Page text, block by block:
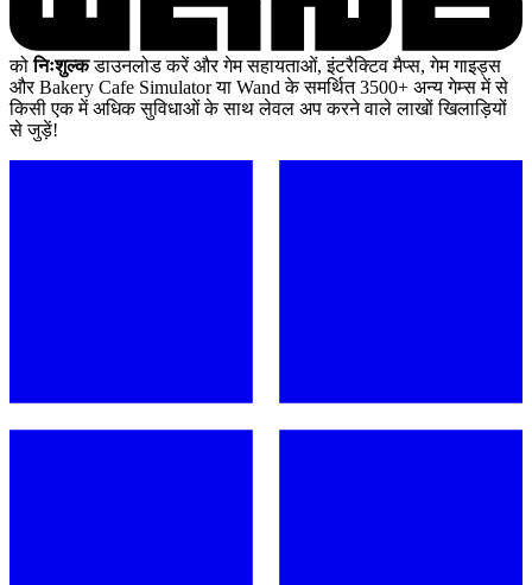
कोनिःशुल्कडाउनलोड करें और गेम सहायताओं, इंटरैक्टिव मैप्स, गेम गाइड्स
और Bakery Cafe Simulator या Wand के समर्थित 3500+ अन्य गेम्स में से
किसी एक में अधिक सुविधाओं के साथ लेवल अप करने वाले लाखों खिलाड़ियों
से जुड़ें!